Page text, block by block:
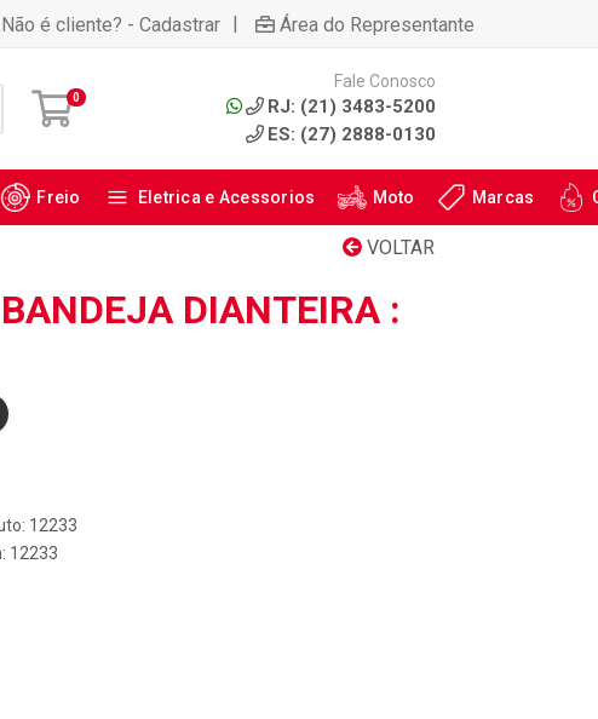
Não é cliente? - Cadastrar | Área do Representante
0
Fale Conosco
RJ: (21) 3483-5200
ES: (27) 2888-0130
Freio Eletrica e Acessorios Moto Marcas
VOLTAR
DIANTEIRA :
12233
12233